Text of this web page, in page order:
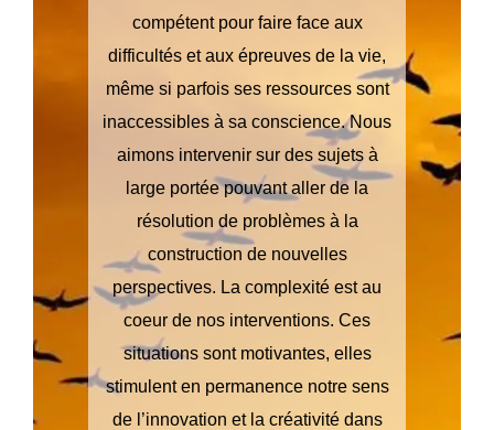
compétent pour faire face aux
difficultés et aux épreuves de la vie,
même si parfois ses ressources sont
inaccessibles à sa conscience. Nous
aimons intervenir sur des sujets à
large portée pouvant aller de la
résolution de problèmes à la
construction de nouvelles
perspectives. La complexité est au
coeur de nos interventions. Ces
situations sont motivantes, elles
stimulent en permanence notre sens
de l’innovation et la créativité dans